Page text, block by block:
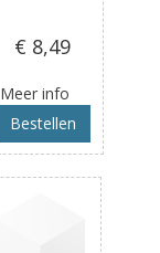
€ 8,49
Meer info
Bestellen